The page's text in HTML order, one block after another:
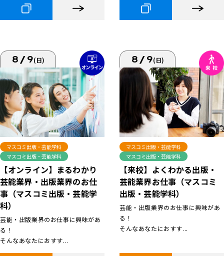
8/9(日)
マスコミ出版・芸能学科
マスコミ出版・芸能学科
【オンライン】まるわかり
芸能業界・出版業界のお仕
事（マスコミ出版・芸能学
科）
芸能・出版業界のお仕事に興味があ
る！
そんなあなたにおすす...
8/9(日)
マスコミ出版・芸能学科
マスコミ出版・芸能学科
【来校】よくわかる出版・
芸能業界お仕事（マスコミ
出版・芸能学科）
芸能・出版業界のお仕事に興味があ
る！
そんなあなたにおすす...